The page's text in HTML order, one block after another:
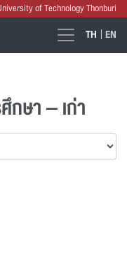
of Technology Thonburi
TH EN
กษา – เก่า